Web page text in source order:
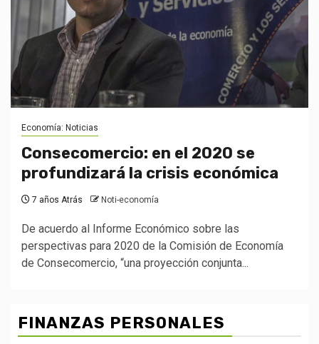
Economía: Noticias
Consecomercio: en el 2020 se
profundizará la crisis económica
7 años Atrás Noti-economía
De acuerdo al Informe Económico sobre las
perspectivas para 2020 de la Comisión de Economía
de Consecomercio, “una proyección conjunta...
FINANZAS PERSONALES